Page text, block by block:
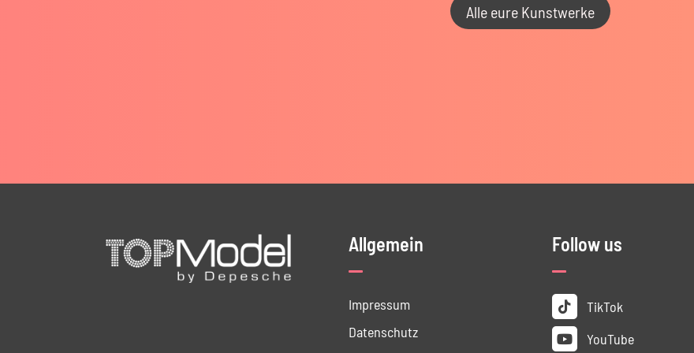
Alle eure Kunstwerke
Allgemein
Impressum
Datenschutz
Follow us
TikTok
YouTube